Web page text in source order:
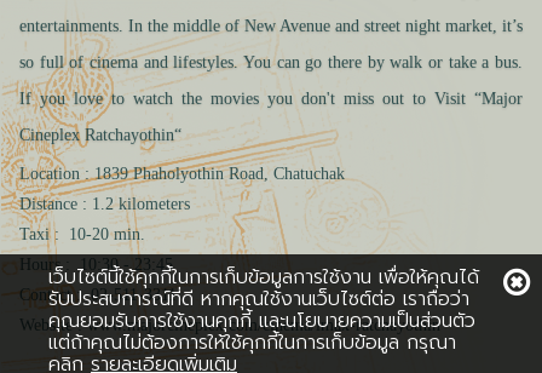
เว็บไซต์นี้ใช้คุกกี้ในการเก็บข้อมูลการใช้งาน เพื่อให้คุณได้
รับประสบการณ์ที่ดี หากคุณใช้งานเว็บไซต์ต่อ เราถือว่า
คุณยอมรับการใช้งานคุกกี้ และนโยบายความเป็นส่วนตัว
แต่ถ้าคุณไม่ต้องการให้ใช้คุกกี้ในการเก็บข้อมูล กรุณา
คลิก รายละเอียดเพิ่มเติม
entertainments. In the middle of New Avenue and street night market, it’s
so full of cinema and lifestyles. You can go there by walk or take a bus.
If you love to watch the movies you don't miss out to Visit “Major
Cineplex Ratchayothin“
Location :1839 Phaholyothin Road, Chatuchak
Distance : 1.2 kilometers
Taxi : 10-20 min.
Hours : 10:30 - 23:45
Contact : 02-511-3311
Website : www.majorcineplex.com/cinema/imax-ratchayothin